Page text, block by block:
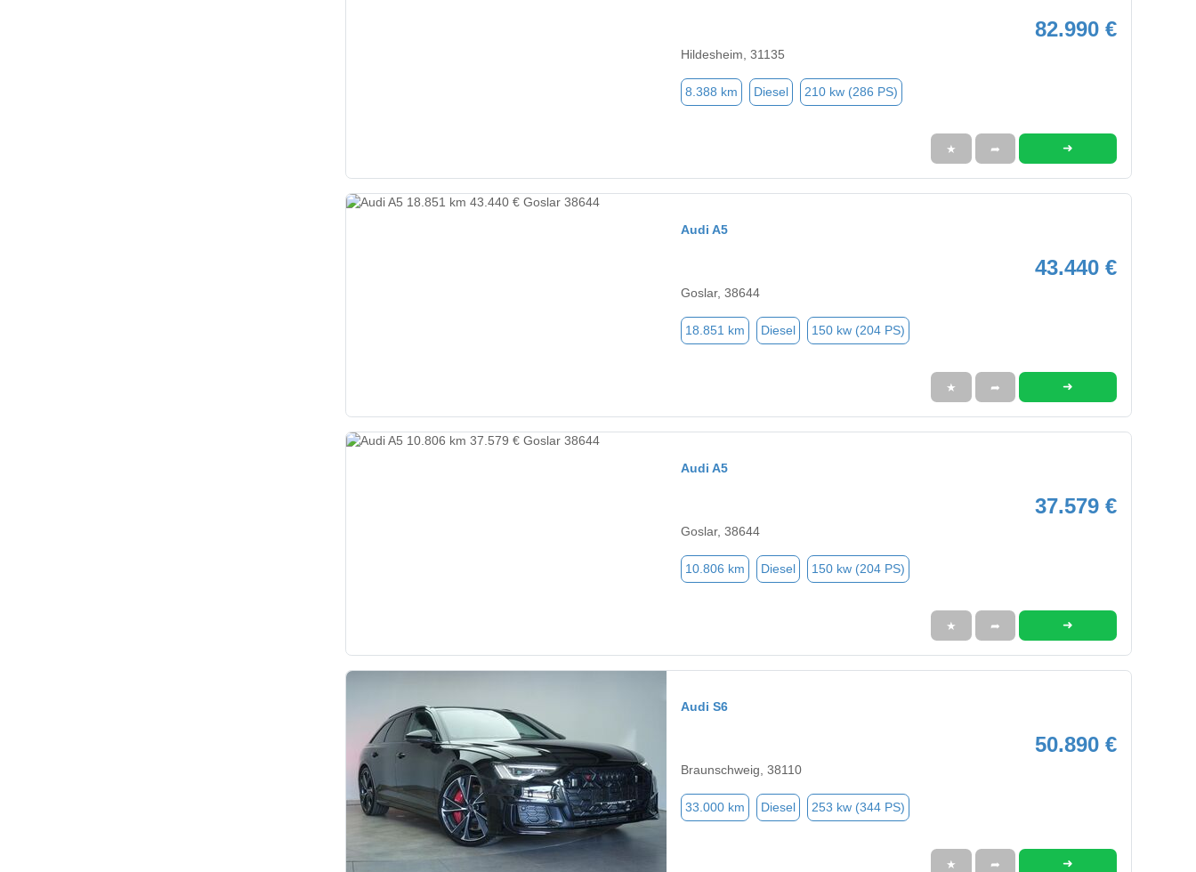
82.990 €
Hildesheim, 31135
8.388 km Diesel 210 kw (286 PS)
★ ➦ ➜
Audi A5
43.440 €
Goslar, 38644
18.851 km Diesel 150 kw (204 PS)
★ ➦ ➜
Audi A5
37.579 €
Goslar, 38644
10.806 km Diesel 150 kw (204 PS)
★ ➦ ➜
Audi S6
50.890 €
Braunschweig, 38110
33.000 km Diesel 253 kw (344 PS)
★ ➦ ➜